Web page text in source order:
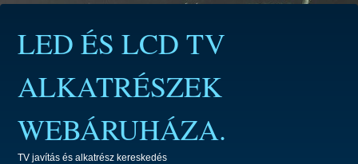
contentLED ÉS LCD TV
ALKATRÉSZEK
WEBÁRUHÁZA.
TV javítás és alkatrész kereskedés